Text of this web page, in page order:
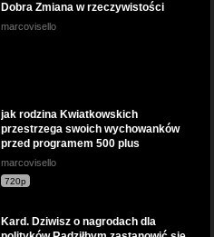
Dobra Zmiana w rzeczywistości
marcovisello
jak rodzina Kwiatkowskich
przestrzega swoich wychowanków
przed programem 500 plus
marcovisello
720p
Kard. Dziwisz o nagrodach dla